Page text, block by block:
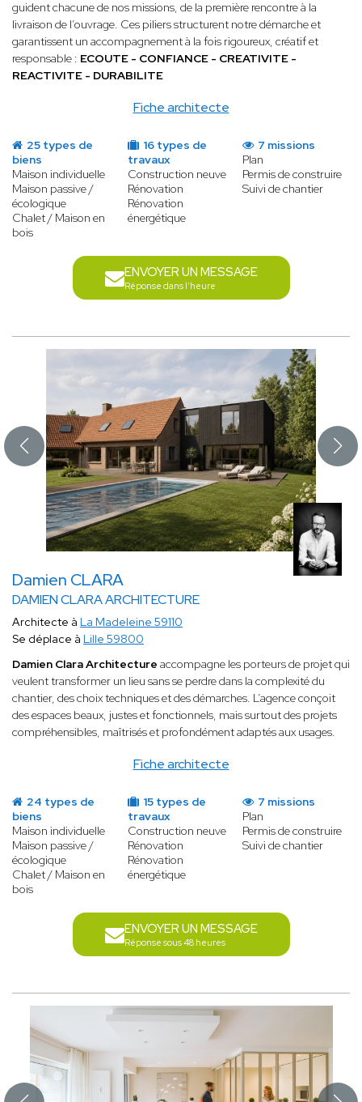
Fiche architecte
guident chacune de nos missions, de la première rencontre à la
livraison de l’ouvrage. Ces piliers structurent notre démarche et
garantissent un accompagnement à la fois rigoureux, créatif et
responsable : ECOUTE - CONFIANCE - CREATIVITE -
REACTIVITE - DURABILITE
25 types de
biens
Maison individuelle
Maison passive /
écologique
Chalet / Maison en
bois
16 types de
travaux
Construction neuve
Rénovation
Rénovation
énergétique
7 missions
Plan
Permis de construire
Suivi de chantier
ENVOYER UN MESSAGE
Réponse dans l'heure
Damien CLARA
DAMIEN CLARA ARCHITECTURE
Fiche architecte
Architecte à La Madeleine 59110
Se déplace à Lille 59800
Damien Clara Architecture accompagne les porteurs de projet qui
veulent transformer un lieu sans se perdre dans la complexité du
chantier, des choix techniques et des démarches. L’agence conçoit
des espaces beaux, justes et fonctionnels, mais surtout des projets
compréhensibles, maîtrisés et profondément adaptés aux usages.
24 types de
biens
Maison individuelle
Maison passive /
écologique
Chalet / Maison en
bois
15 types de
travaux
Construction neuve
Rénovation
Rénovation
énergétique
7 missions
Plan
Permis de construire
Suivi de chantier
ENVOYER UN MESSAGE
Réponse sous 48 heures